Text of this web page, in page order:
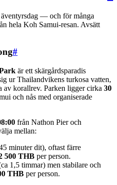
äventyrsdag — och för många
hela Koh Samui-resan. Avsätt
#
är ett skärgårdsparadis
ur Thailandvikens turkosa vatten,
av korallrev. Parken ligger cirka 30
och nås med organiserade
från Nathon Pier och
mellan:
minuter dit), oftast färre
500 THB per person.
1,5 timmar) men stabilare och
THB per person.